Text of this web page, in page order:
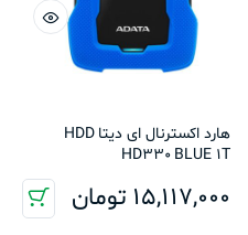
هارد اکسترنال ای دیتا HDD
HD330 BLUE 1T
15,117,000 تومان